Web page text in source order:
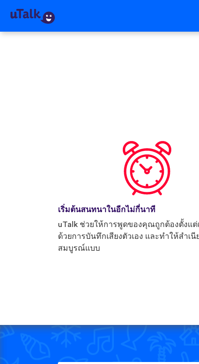
เริ่มต้นสนทนาในอีกไม่กี่นาที
uTalk ช่วยให้การพูดของคุณถูกต้องตั้งแต่
ด้วยการบันทึกเสียงตัวเอง และทำให้สำเนี
สมบูรณ์แบบ